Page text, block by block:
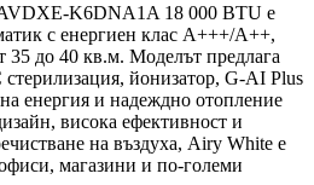
K6DNA1A 18 000 BTU е
с енергиен клас A+++/A++,
35 до 40 кв.м. Моделът предлага
йонизатор, G-AI Plus
енергия и надеждно отопление
висока ефективност и
на въздуха, Airy White е
магазини и по-големи